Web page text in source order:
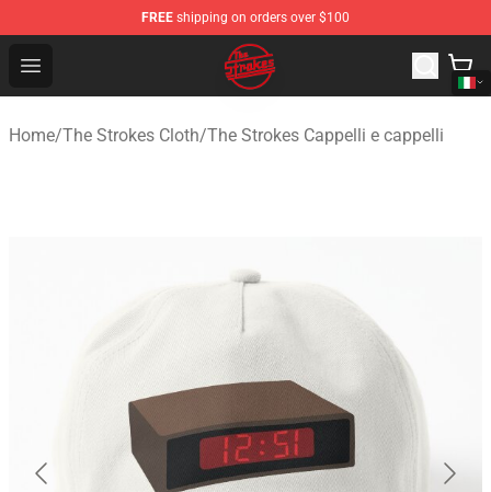
FREE shipping on orders over $100
Open menu
The Strokes Shop - Official The Strokes Merchandise
Home/The Strokes Cloth/The Strokes Cappelli e cappelli